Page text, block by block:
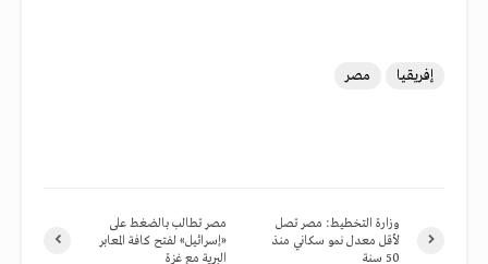
إفريقيا مصر
مصر تطالب بالضغط على
«إسرائيل» لفتح كافة المعابر
البرية مع غزة
وزارة التخطيط: مصر تصل
لأقل معدل نمو سكاني منذ
50 سنة